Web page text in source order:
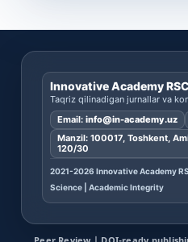
Innovative Academy RSC
Taqriz qilinadigan jurnallar va
Email: info@in-academy.uz
Manzil: 100017, Toshkent,
120/30
2021-2026 Innovative Academy
Science | Academic Integrity